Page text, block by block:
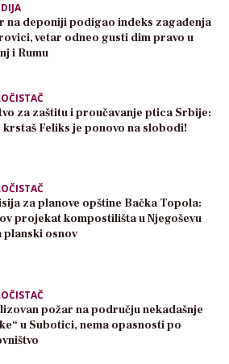
na deponiji podigao indeks zagađenja
vetar odneo gusti dim pravo u
i Rumu
za zaštitu i proučavanje ptica Srbije:
krstaš Feliks je ponovo na slobodi!
za planove opštine Bačka Topola:
projekat kompostilišta u Njegoševu
planski osnov
požar na području nekadašnje
u Subotici, nema opasnosti po